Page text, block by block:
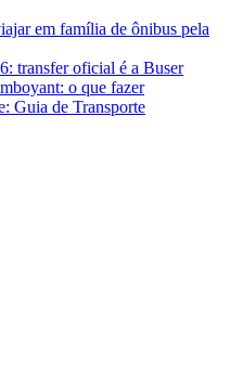
em família de ônibus pela
transfer oficial é a Buser
o que fazer
Guia de Transporte